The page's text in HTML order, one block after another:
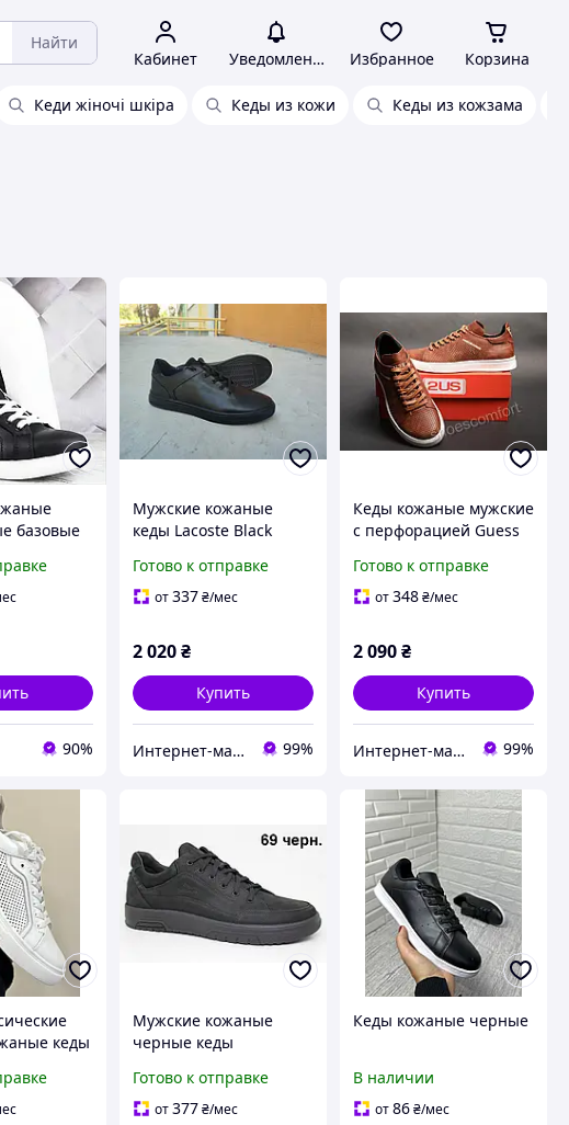
Найти
Кабинет Уведомления Избранное Корзина
Кеди жіночі шкіра Кеды из кожи Кеды из кожзама
базовые
90%
Мужские кожаные
кеды Lacoste Black
Готово к отправке
от337 ₴/мес
2 020 ₴
Купить
Интернет-магазин обуви "shoescomfort" 99%
Кеды кожаные мужские
с перфорацией Guess
белой подошве 40 (26,5
см)
Готово к отправке
от348₴/мес
2 090₴
Купить
Интернет-магазин обуви "shoescomfort" 99%
кеды
Мужские кожаные
черные кеды
Готово к отправке
от377 ₴/мес
Кеды кожаные черные
В наличии
от86₴/мес